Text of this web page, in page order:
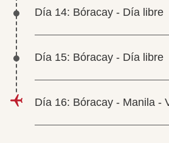
Día 14: Bóracay - Día libre
Día 15: Bóracay - Día libre
Día 16: Bóracay - Manila -